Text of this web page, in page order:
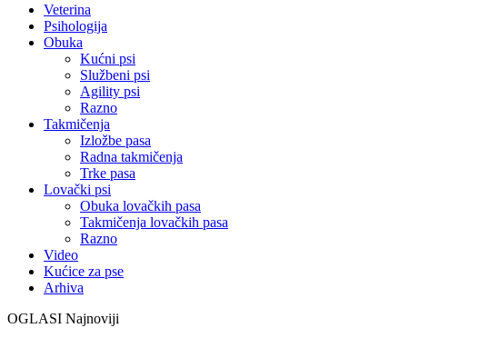
Veterina
Psihologija
Obuka
Kućni psi
Službeni psi
Agility psi
Razno
Takmičenja
Izložbe pasa
Radna takmičenja
Trke pasa
Lovački psi
Obuka lovačkih pasa
Takmičenja lovačkih pasa
Razno
Video
Kućice za pse
Arhiva
OGLASI Najnoviji